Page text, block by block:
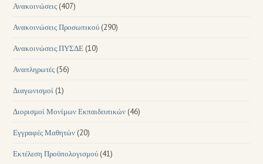
Ανακοινώσεις (407)
Ανακοινώσεις Προσωπικού (290)
Ανακοινώσεις ΠΥΣΔΕ (10)
Αναπληρωτές (56)
Διαγωνισμοί (1)
Διορισμοί Μονίμων Εκπαιδευτικών (46)
Εγγραφές Μαθητών (20)
Εκτέλεση Προϋπολογισμού (41)